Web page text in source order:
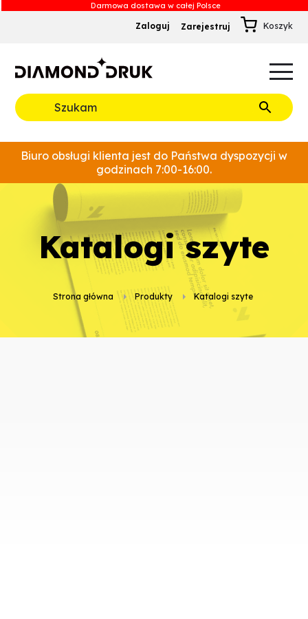
Zaloguj Zarejestruj
Rozwiń
Biuro obsługi klienta jest do Państwa dyspozycji w
godzinach 7:00-16:00.
Strona główna Produkty katalogi szyte
katalogi szyte